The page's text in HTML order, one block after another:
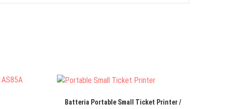
Batteria Portable Small Ticket Printer /